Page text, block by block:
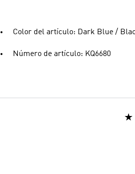
Color del artículo: Dark Blue /
Número de artículo: KQ6680